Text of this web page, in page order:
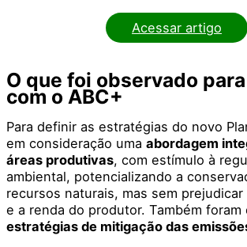
Acessar artigo
O que foi observado
com o ABC+
Para definir as estratégias do novo
em consideração uma abordagem
áreas produtivas, com estímulo à
ambiental, potencializando a
recursos naturais, mas sem
e a renda do produtor. Também foram
estratégias de mitigação das